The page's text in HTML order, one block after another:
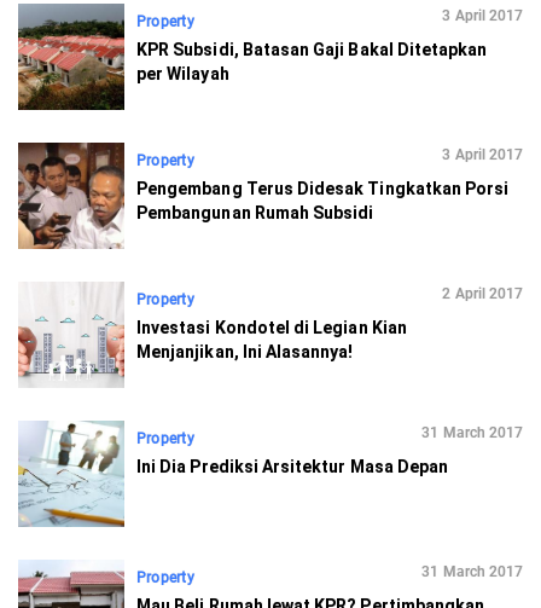
Property 3 April 2017
KPR Subsidi, Batasan Gaji Bakal Ditetapkan
per Wilayah
Property 3 April 2017
Pengembang Terus Didesak Tingkatkan Porsi
Pembangunan Rumah Subsidi
Property 2 April 2017
Investasi Kondotel di Legian Kian
Menjanjikan, Ini Alasannya!
Property 31 March 2017
Ini Dia Prediksi Arsitektur Masa Depan
Property 31 March 2017